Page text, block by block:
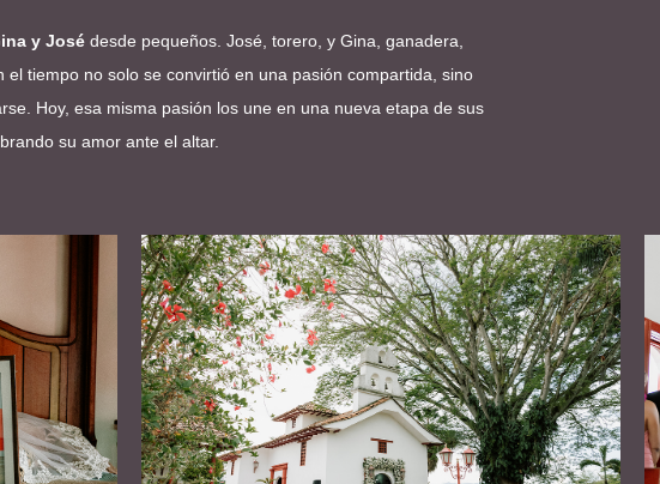
y Josédesde pequeños. José, torero, y Gina, ganadera,
tiempo no solo se convirtió en una pasión compartida, sino
Hoy, esa misma pasión los une en una nueva etapa de sus
su amor ante el altar.